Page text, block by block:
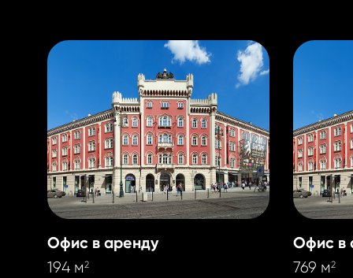
Офис в аренду
194 м2
Офис в
769 м2